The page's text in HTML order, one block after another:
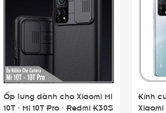
Ốp lưng dành cho Xiaomi Mi
10T - Mi 10T Pro - Redmi K30S
Kính
Xiaomi